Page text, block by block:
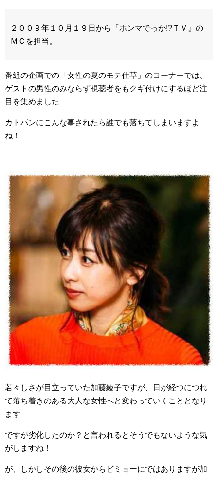
２００９年１０月１９日から『ホンマでっか!?ＴＶ』の
ＭＣを担当。
番組の企画での「女性の夏のモテ仕草」のコーナーでは、
ゲストの男性のみならず視聴者をもクギ付けにするほど注
目を集めました
カトパンにこんな事されたら誰でも落ちてしまいますよ
ね！
若々しさが目立っていた加藤綾子ですが、日が経つにつれ
て落ち着きのある大人な女性へと変わっていくこととなり
ます
ですが劣化したのか？と言われるとそうでもないような気
がしますね！
が、しかしその後の彼女からビミョーにではありますが加